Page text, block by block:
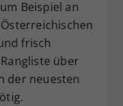
Beispiel an
frisch
über
der neuesten
Ihre Consent-
anderem eine
für die
Ihrer
falls der
dies eingestellt